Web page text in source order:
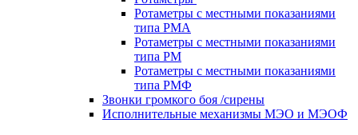
Ротаметры с местными показаниями
типа РМА
Ротаметры с местными показаниями
типа РМ
Ротаметры с местными показаниями
типа РМФ
Звонки громкого боя /сирены
Исполнительные механизмы МЭО и МЭОФ